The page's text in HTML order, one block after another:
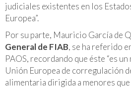
judiciales existentes en los
Europea”.
Por su parte, Mauricio García de
General de FIAB, se ha referido
PAOS, recordando que éste “es
Unión Europea de corregulación
alimentaria dirigida a menores